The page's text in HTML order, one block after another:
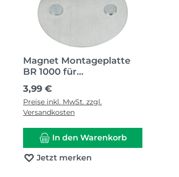
Magnet Montageplatte
BR 1000 für
Rauchwarnmelder
Regulärer Preis:
3,99 €
Preise inkl. MwSt. zzgl.
Versandkosten
In den Warenkorb
Jetzt merken